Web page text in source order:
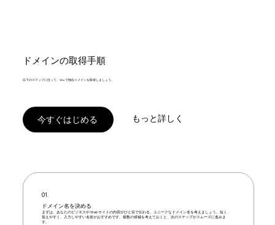
ドメインの取得手順
以下のステップに従って、Wix で独自ドメインを取得しましょう。
今すぐはじめる もっと詳しく
01.
ドメイン名を決める
まずは、あなたのビジネスや Web サイトの内容がひと目で伝わる、ユニークなドメイン名を考えましょう。短く、
覚えやすく、入力しやすい名前がおすすめです。複数の候補を考えておくと、次のステップがスムーズに進みま
す。